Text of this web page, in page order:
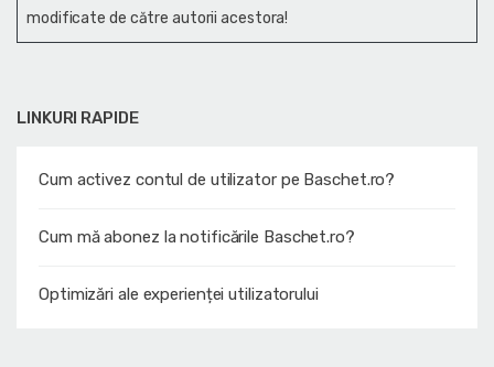
LINKURI RAPIDE
Cum activez contul de utilizator pe Baschet.ro?
Cum mă abonez la notificările Baschet.ro?
Optimizări ale experienței utilizatorului
modificate de către autorii acestora!